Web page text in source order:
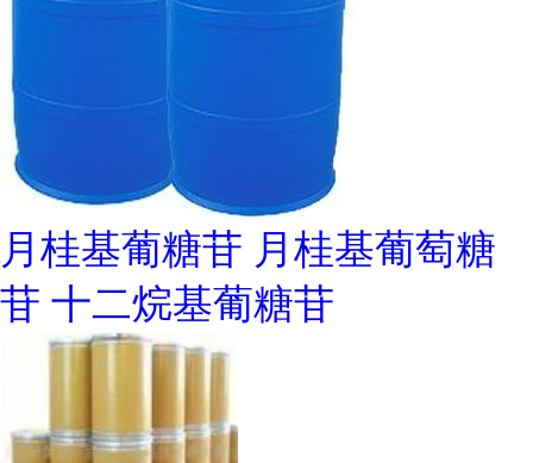
月桂基葡糖苷 月桂基葡萄糖
苷 十二烷基葡糖苷